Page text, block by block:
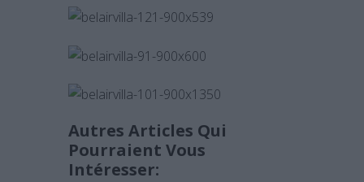
Autres Articles Qui
Pourraient Vous
Intéresser: